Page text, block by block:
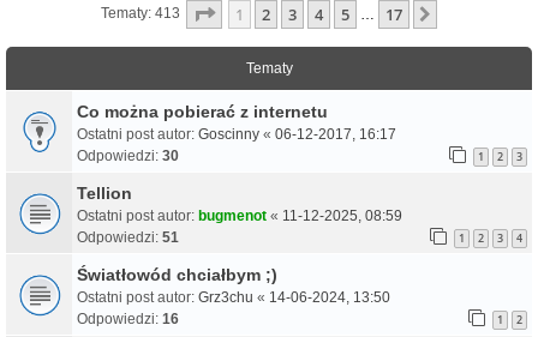
Tematy: 413 Strona Z17
1 2 3 4 5 … 17
Tematy
Co można pobierać z internetu
Ostatni post autor: Goscinny « 06-12-2017, 16:17
Odpowiedzi: 30 1 2 3
Tellion
Ostatni post autor: bugmenot « 11-12-2025, 08:59
Odpowiedzi: 51 1 2 3 4
Światłowód chciałbym ;)
Ostatni post autor: Grz3chu « 14-06-2024, 13:50
Odpowiedzi: 16 1 2